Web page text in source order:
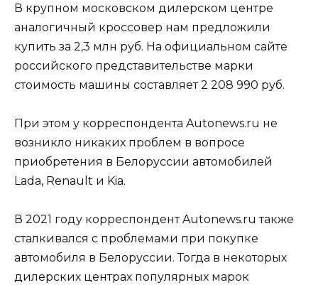
В крупном московском дилерском центре
аналогичный кроссовер нам предложили
купить за 2,3 млн руб. На официальном сайте
российского представительстве марки
стоимость машины составляет 2 208 990 руб.
При этом у корреспондента Autonews.ru не
возникло никаких проблем в вопросе
приобретения в Белоруссии автомобилей
Lada, Renault и Kia.
В 2021 году корреспондент Autonews.ru также
сталкивался с проблемами при покупке
автомобиля в Белоруссии. Тогда в некоторых
дилерских центрах популярных марок